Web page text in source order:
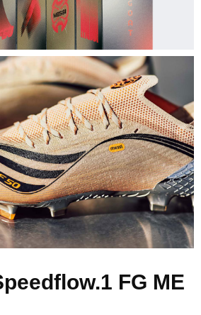
FG ME